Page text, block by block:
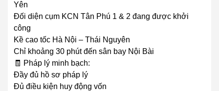
Yên
Đối diện cụm KCN Tân Phú 1 & 2 đang được khởi
công
Kề cao tốc Hà Nội – Thái Nguyên
Chỉ khoảng 30 phút đến sân bay Nội Bài
🧾 Pháp lý minh bạch:
Đầy đủ hồ sơ pháp lý
Đủ điều kiện huy động vốn